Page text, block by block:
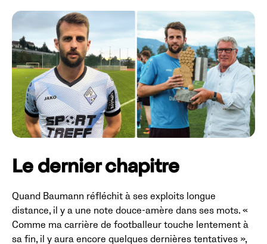
Le dernier chapitre
Quand Baumann réfléchit à ses exploits longue
distance, il y a une note douce-amère dans ses mots. «
Comme ma carrière de footballeur touche lentement à
sa fin, il y aura encore quelques dernières tentatives »,